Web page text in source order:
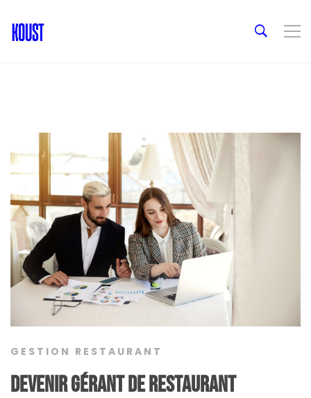
GESTION RESTAURANT
Devenir gérant de restaurant